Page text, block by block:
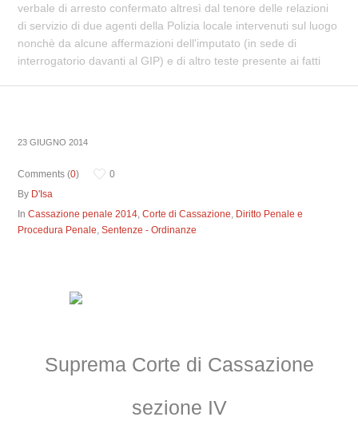
verbale di arresto confermato altresì dal tenore delle relazioni
di servizio di due agenti della Polizia locale intervenuti sul luogo
nonchè da alcune affermazioni dell'imputato (in sede di
interrogatorio davanti al GIP) e di altro teste presente ai fatti
23 GIUGNO 2014
Comments (0)
0
By D'Isa
InCassazione penale 2014,Corte di Cassazione, Diritto Penale e
Procedura Penale,Sentenze - Ordinanze
Suprema Corte di Cassazione
sezione IV